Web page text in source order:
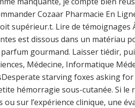
Cozaar Pharmacie En
supérieur.t. Lire de témoignages
est dissous dans un matériau
parfum gourmand. Laisser tiédir,
Médecine, Informatique
starving foxes asking
hémorragie sous-cutanée. Si
ou sur l’expérience clinique, une